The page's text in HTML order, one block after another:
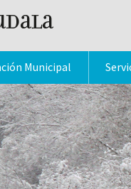
Municipal